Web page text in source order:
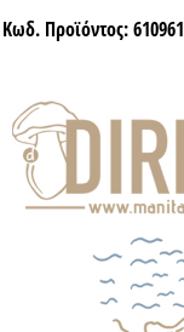
Κωδ. Προϊόντος:610961